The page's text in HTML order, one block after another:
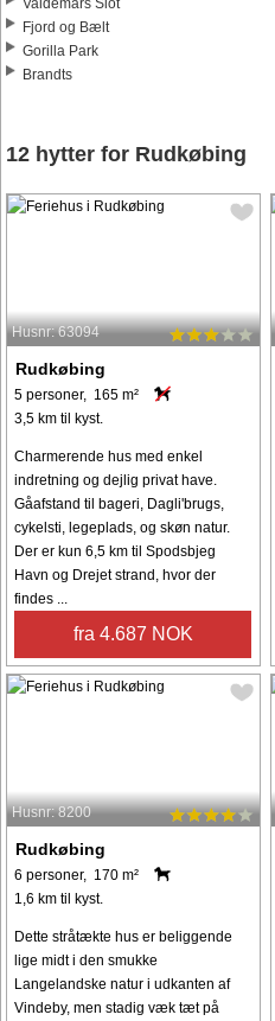
Valdemars Slot
Fjord og Bælt
Gorilla Park
Brandts
12 hytter for Rudkøbing
Husnr: 63094
Rudkøbing
5 personer, 165 m²
3,5 km til kyst.
Charmerende hus med enkel
indretning og dejlig privat have.
Gåafstand til bageri, Dagli'brugs,
cykelsti, legeplads, og skøn natur.
Der er kun 6,5 km til Spodsbjeg
Havn og Drejet strand, hvor der
findes ...
fra 4.687 NOK
Husnr: 8200
Rudkøbing
6 personer, 170 m²
1,6 km til kyst.
Dette stråtækte hus er beliggende
lige midt i den smukke
Langelandske natur i udkanten af
Vindeby, men stadig væk tæt på